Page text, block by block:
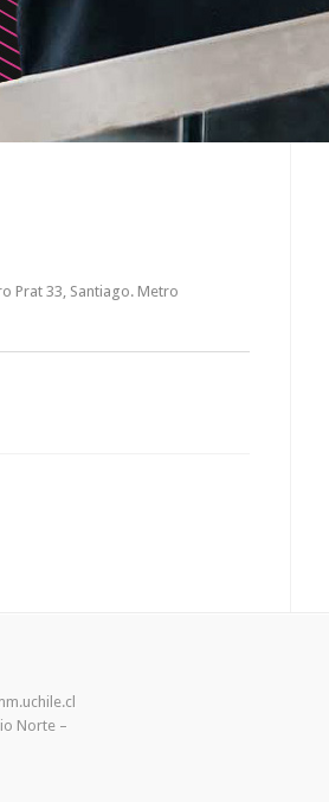
Prat 33, Santiago. Metro
Norte –